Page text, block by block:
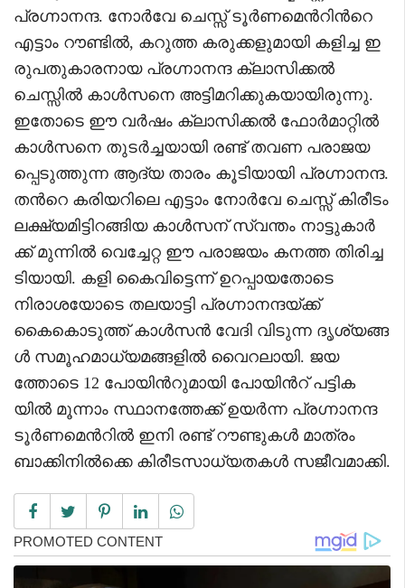
പ്രഗ്നാനന്ദ. നോർവേ ചെസ്സ് ടൂർണമെന്‍റിന്‍റെ
എട്ടാം റൗണ്ടിൽ, കറുത്ത കരുക്കളുമായി കളിച്ച ഇ
രുപതുകാരനായ പ്രഗ്നാനന്ദ ക്ലാസിക്കൽ
ചെസ്സിൽ കാൾസനെ അട്ടിമറിക്കുകയായിരുന്നു.
ഇതോടെ ഈ വർഷം ക്ലാസിക്കൽ ഫോർമാറ്റിൽ
കാൾസനെ തുടർച്ചയായി രണ്ട് തവണ പരാജയ
പ്പെടുത്തുന്ന ആദ്യ താരം കൂടിയായി പ്രഗ്നാനന്ദ.
തന്‍റെ കരിയറിലെ എട്ടാം നോർവേ ചെസ്സ് കിരീടം
ലക്ഷ്യമിട്ടിറങ്ങിയ കാൾസന് സ്വന്തം നാട്ടുകാർ
ക്ക് മുന്നിൽ വെച്ചേറ്റ ഈ പരാജയം കനത്ത തിരിച്ച
ടിയായി. കളി കൈവിട്ടെന്ന് ഉറപ്പായതോടെ
നിരാശയോടെ തലയാട്ടി പ്രഗ്നാനന്ദയ്ക്ക്
കൈകൊടുത്ത് കാൾസൻ വേദി വിടുന്ന ദൃശ്യങ്ങ
ൾ സമൂഹമാധ്യമങ്ങളിൽ വൈറലായി. ജയ
ത്തോടെ 12 പോയിന്‍റുമായി പോയിന്‍റ് പട്ടിക
യിൽ മൂന്നാം സ്ഥാനത്തേക്ക് ഉയർന്ന പ്രഗ്നാനന്ദ
ടൂർണമെന്‍റിൽ ഇനി രണ്ട് റൗണ്ടുകൾ മാത്രം
ബാക്കിനിൽക്കെ കിരീടസാധ്യതകൾ സജീവമാക്കി.